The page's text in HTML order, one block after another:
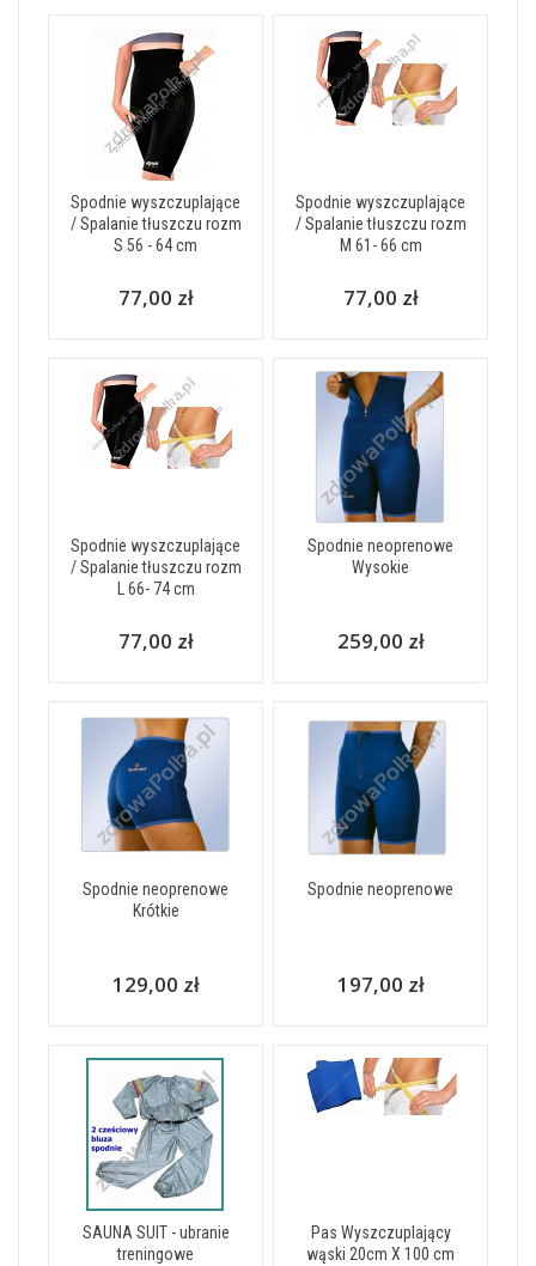
Spodnie wyszczuplające
/ Spalanie tłuszczu rozm
S 56 - 64 cm
77,00 zł
Spodnie wyszczuplające
/ Spalanie tłuszczu rozm
M 61- 66 cm
77,00 zł
Spodnie wyszczuplające
/ Spalanie tłuszczu rozm
L 66- 74 cm
77,00 zł
Spodnie neoprenowe
Wysokie
259,00 zł
Spodnie neoprenowe
Krótkie
129,00 zł
Spodnie neoprenowe
197,00 zł
SAUNA SUIT - ubranie
treningowe
Pas Wyszczuplający
wąski 20cm X 100 cm